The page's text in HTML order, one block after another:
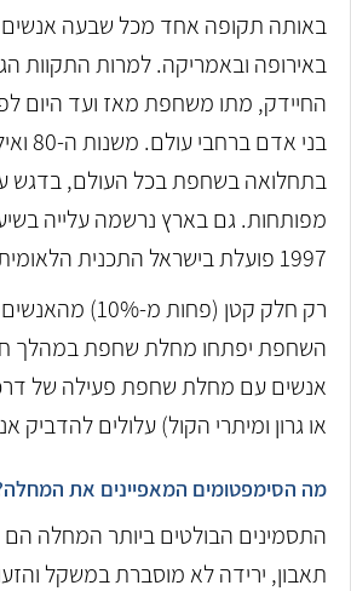
באותה תקופה אחד מכל שבעה
באירופה ובאמריקה. למרות התקוות
בני
בתחלואה בשחפת בכל העולם, בדגש
מפותחות. גם בארץ נרשמה עלייה
1997 פועלת בישראל התכנית הלאומית למיגור השחפת.
רק חלק קטן (פחות
השחפת יפתחו מחלת שחפת במהלך
אנשים עם מחלת שחפת פעילה של
או גרון ומיתרי הקול) עלולים להדביק
מה הסימפטומים המאפיינים את
התסמינים הבולטים ביותר המחלה
תאבון, ירידה לא מוסברת במשקל